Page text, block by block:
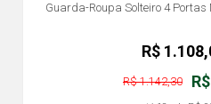
Guarda-Roupa Solteiro 4
R$ 1.142,30
R$